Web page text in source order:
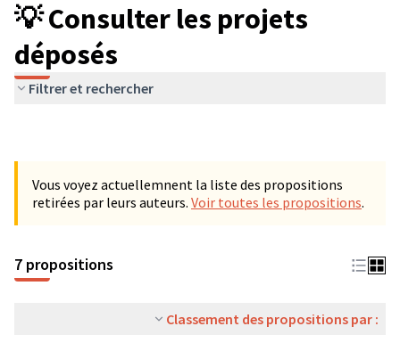
💡 Consulter les projets
déposés
Filtrer et rechercher
Vous voyez actuellemnent la liste des propositions
retirées par leurs auteurs. Voir toutes les propositions.
7 propositions
Classement des propositions par :